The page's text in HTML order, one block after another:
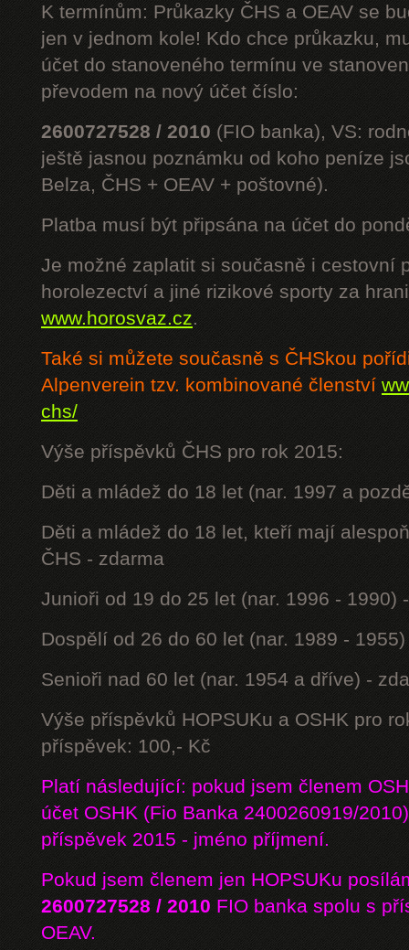
K termínům: Průkazky ČHS a OEAV se
jen v jednom kole! Kdo chce průkazku,
účet do stanoveného termínu ve
převodem na nový účet číslo:
2600727528 / 2010 (FIO banka), VS:
ještě jasnou poznámku od koho peníze
Belza, ČHS + OEAV + poštovné).
Platba musí být připsána na účet do
Je možné zaplatit si současně i cestovní
horolezectví a jiné rizikové sporty za
www.horosvaz.cz.
Také si můžete současně s ČHSkou
Alpenverein tzv. kombinované členství
chs/
Výše příspěvků ČHS pro rok 2015:
Děti a mládež do 18 let (nar. 1997 a
Děti a mládež do 18 let, kteří mají
ČHS - zdarma
Junioři od 19 do 25 let (nar. 1996 - 1990)
Dospělí od 26 do 60 let (nar. 1989 -
Senioři nad 60 let (nar. 1954 a dříve) -
Výše příspěvků HOPSUKu a OSHK pro
příspěvek: 100,- Kč
Platí následující: pokud jsem členem
účet OSHK (Fio Banka 2400260919/
příspěvek 2015 - jméno příjmení.
Pokud jsem členem jen HOPSUKu
2600727528 / 2010 FIO banka spolu s
OEAV.